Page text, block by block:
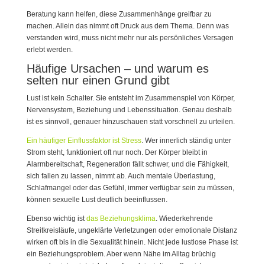
Beratung kann helfen, diese Zusammenhänge greifbar zu
machen. Allein das nimmt oft Druck aus dem Thema. Denn was
verstanden wird, muss nicht mehr nur als persönliches Versagen
erlebt werden.
Häufige Ursachen – und warum es
selten nur einen Grund gibt
Lust ist kein Schalter. Sie entsteht im Zusammenspiel von Körper,
Nervensystem, Beziehung und Lebenssituation. Genau deshalb
ist es sinnvoll, genauer hinzuschauen statt vorschnell zu urteilen.
Ein häufiger Einflussfaktor ist Stress. Wer innerlich ständig unter
Strom steht, funktioniert oft nur noch. Der Körper bleibt in
Alarmbereitschaft, Regeneration fällt schwer, und die Fähigkeit,
sich fallen zu lassen, nimmt ab. Auch mentale Überlastung,
Schlafmangel oder das Gefühl, immer verfügbar sein zu müssen,
können sexuelle Lust deutlich beeinflussen.
Ebenso wichtig istdas Beziehungsklima. Wiederkehrende
Streitkreisläufe, ungeklärte Verletzungen oder emotionale Distanz
wirken oft bis in die Sexualität hinein. Nicht jede lustlose Phase ist
ein Beziehungsproblem. Aber wenn Nähe im Alltag brüchig